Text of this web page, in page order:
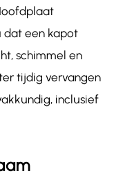
dat een kapot
schimmel en
tijdig vervangen
inclusief